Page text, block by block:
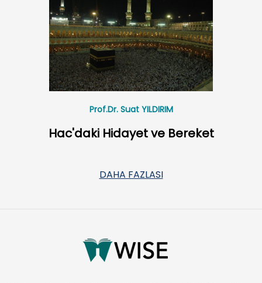
Prof.Dr. Suat YILDIRIM
Hac'daki Hidayet ve Bereket
DAHA FAZLASI